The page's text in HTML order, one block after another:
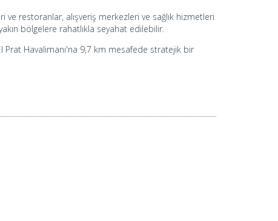
restoranlar, alışveriş merkezleri ve sağlık hizmetleri
bölgelere rahatlıkla seyahat edilebilir.
Prat Havalimanı'na 9,7 km mesafede stratejik bir